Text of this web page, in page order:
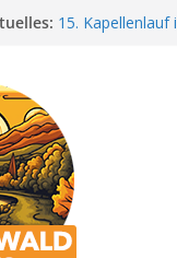
15.
„Bamberger
Lebenshilfe
Aschbacher
Vollsperrung am
August gesperrt